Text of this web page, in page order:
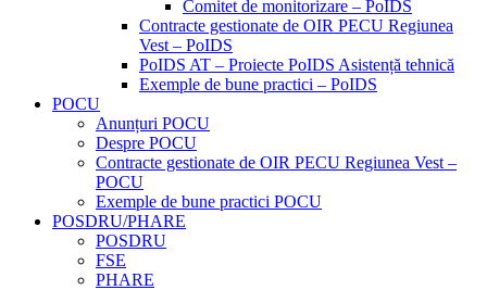
Comitet de monitorizare – PoIDS
Contracte gestionate de OIR PECU Regiunea
Vest – PoIDS
PoIDS AT – Proiecte PoIDS Asistență tehnică
Exemple de bune practici – PoIDS
POCU
Anunțuri POCU
Despre POCU
Contracte gestionate de OIR PECU Regiunea Vest –
POCU
Exemple de bune practici POCU
POSDRU/PHARE
POSDRU
FSE
PHARE